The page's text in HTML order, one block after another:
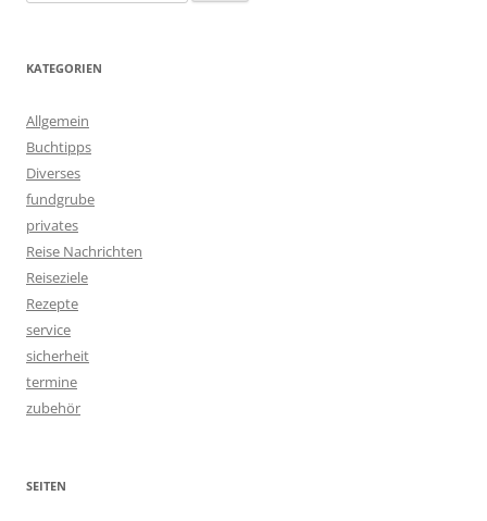
KATEGORIEN
Allgemein
Buchtipps
Diverses
fundgrube
privates
Reise Nachrichten
Reiseziele
Rezepte
service
sicherheit
termine
zubehör
SEITEN